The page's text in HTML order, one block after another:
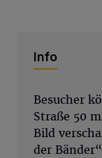
Info
Besucher
Straße 50
Bild
der